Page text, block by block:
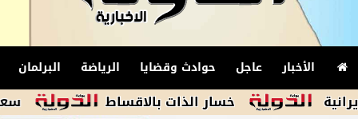
الأخبار عاجل حوادث وقضايا الرياضة البرلمان
سعيد حساسين خسار الذات بالاقساط